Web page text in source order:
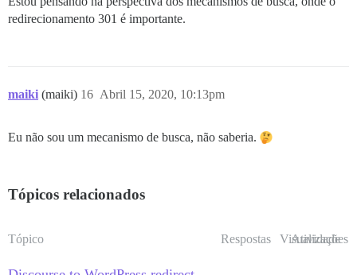
redirecionamento 301 é importante.
maiki (maiki) Abril 15, 2020, 10:13pm
16
Eu não sou um mecanismo de busca, não saberia.
Tópicos relacionados
Tópico Respostas Visualizações
Atividade